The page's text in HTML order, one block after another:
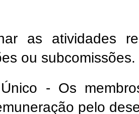
as atividades
ou subcomissões.
- Os
pelo